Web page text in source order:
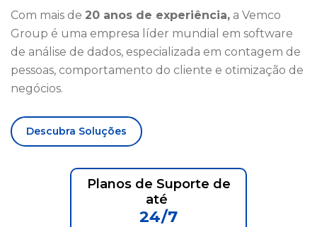
Com mais de 20 anos de experiência, a Vemco
Group é uma empresa líder mundial em software
de análise de dados, especializada em contagem de
pessoas, comportamento do cliente e otimização de
negócios.
Descubra Soluções
Planos de Suporte de
até
24/7